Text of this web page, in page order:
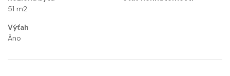
51 m2
Výťah
Áno